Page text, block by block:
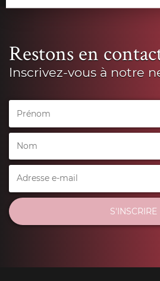
Restons en
Inscrivez-vous à notre
S'INSCRIRE